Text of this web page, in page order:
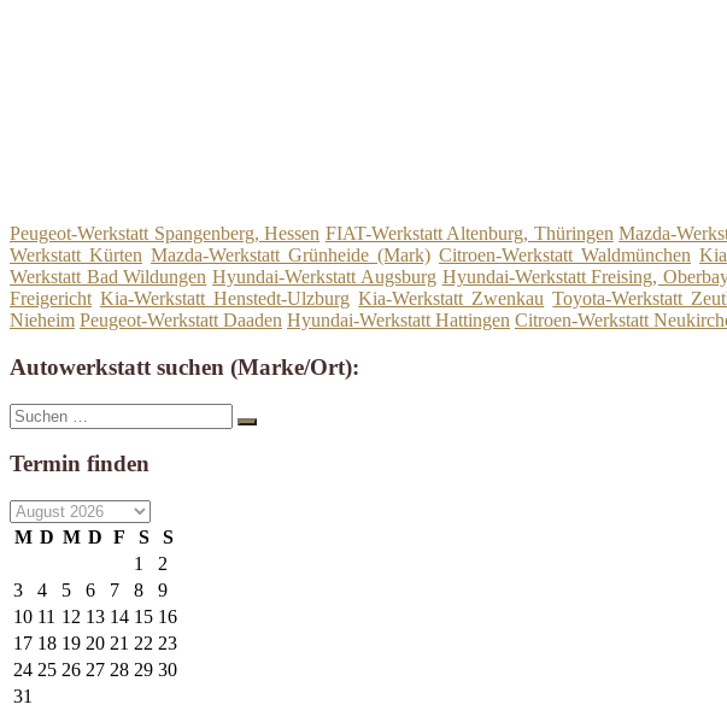
Peugeot-Werkstatt Spangenberg, Hessen FIAT-Werkstatt Altenburg, Thüringen Mazda-
Werkstatt Kürten Mazda-Werkstatt Grünheide (Mark) Citroen-Werkstatt Waldmünchen
Werkstatt Bad Wildungen Hyundai-Werkstatt Augsburg Hyundai-Werkstatt Freising,
Freigericht Kia-Werkstatt Henstedt-Ulzburg Kia-Werkstatt Zwenkau Toyota-Werkstatt
Nieheim Peugeot-Werkstatt Daaden Hyundai-Werkstatt Hattingen Citroen-Werkstatt
Autowerkstatt suchen (Marke/Ort):
Suche
nach:
Suchen
Termin finden
M D M D F S
S
1
2
3
4 5 6 7 8
9
10 11 12 13 14 15 16
17 18 19 20 21 22 23
24 25 26 27 28 29 30
31